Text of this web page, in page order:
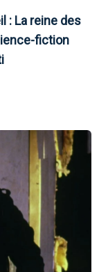
: La reine des
fiction